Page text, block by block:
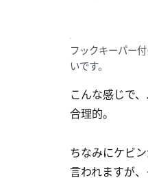
フックキーパー
いです。
こんな感じで
合理的。
ちなみにケビ
言われますが